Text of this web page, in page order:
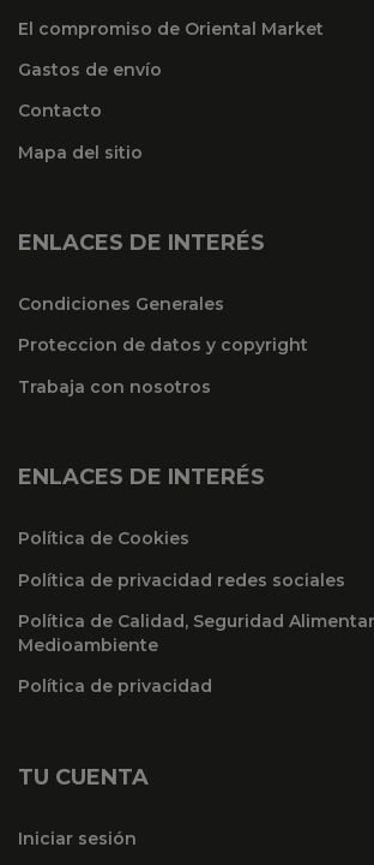
El compromiso de Oriental Market
Gastos de envío
Contacto
Mapa del sitio
ENLACES DE INTERÉS
Condiciones Generales
Proteccion de datos y copyright
Trabaja con nosotros
ENLACES DE INTERÉS
Política de Cookies
Política de privacidad redes sociales
Política de Calidad, Seguridad
Medioambiente
Política de privacidad
TU CUENTA
Iniciar sesión